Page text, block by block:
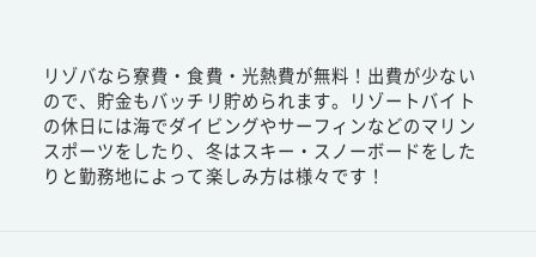
リゾバなら寮費・食費・光熱費が無料！出費が少ない
ので、貯金もバッチリ貯められます。リゾートバイト
の休日には海でダイビングやサーフィンなどのマリン
スポーツをしたり、冬はスキー・スノーボードをした
りと勤務地によって楽しみ方は様々です！